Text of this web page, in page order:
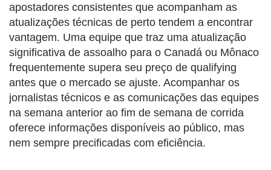
apostadores consistentes que acompanham as
atualizações técnicas de perto tendem a encontrar
vantagem. Uma equipe que traz uma atualização
significativa de assoalho para o Canadá ou Mônaco
frequentemente supera seu preço de qualifying
antes que o mercado se ajuste. Acompanhar os
jornalistas técnicos e as comunicações das equipes
na semana anterior ao fim de semana de corrida
oferece informações disponíveis ao público, mas
nem sempre precificadas com eficiência.